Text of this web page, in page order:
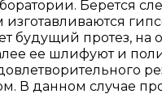
Берется
будущий протез, на
ее шлифуют и
В данном случае